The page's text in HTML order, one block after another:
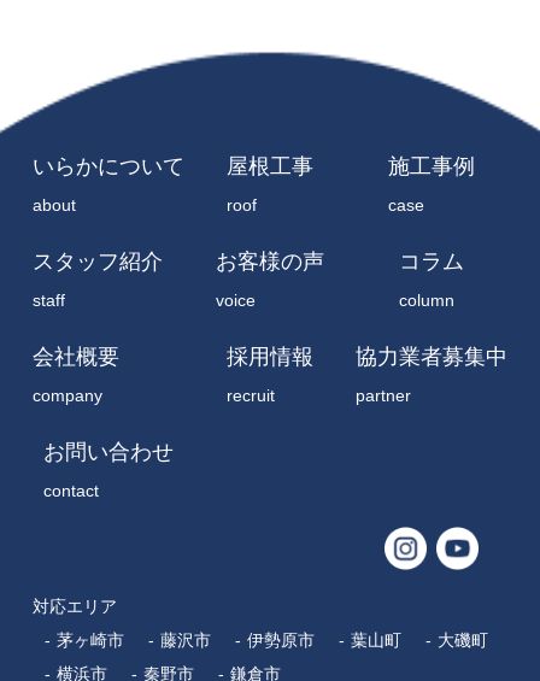
いらかについて
about
屋根工事
roof
施工事例
case
スタッフ紹介
staff
お客様の声
voice
コラム
column
会社概要
company
採用情報
recruit
協力業者募集中
partner
お問い合わせ
contact
対応エリア
茅ヶ崎市
藤沢市 伊勢原市 葉山町
大磯町
横浜市
秦野市 鎌倉市